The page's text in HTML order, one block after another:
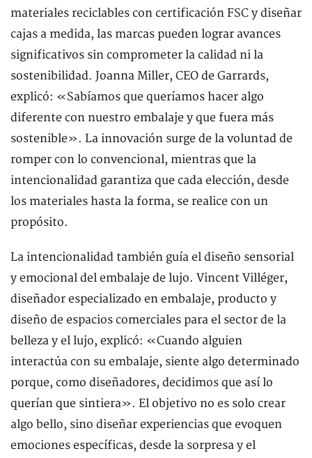
materiales reciclables con certificación FSC y diseñar
cajas a medida, las marcas pueden lograr avances
significativos sin comprometer la calidad ni la
sostenibilidad. Joanna Miller, CEO de Garrards,
explicó: «Sabíamos que queríamos hacer algo
diferente con nuestro embalaje y que fuera más
sostenible». La innovación surge de la voluntad de
romper con lo convencional, mientras que la
intencionalidad garantiza que cada elección, desde
los materiales hasta la forma, se realice con un
propósito.
La intencionalidad también guía el diseño sensorial
y emocional del embalaje de lujo. Vincent Villéger,
diseñador especializado en embalaje, producto y
diseño de espacios comerciales para el sector de la
belleza y el lujo, explicó: «Cuando alguien
interactúa con su embalaje, siente algo determinado
porque, como diseñadores, decidimos que así lo
querían que sintiera». El objetivo no es solo crear
algo bello, sino diseñar experiencias que evoquen
emociones específicas, desde la sorpresa y el